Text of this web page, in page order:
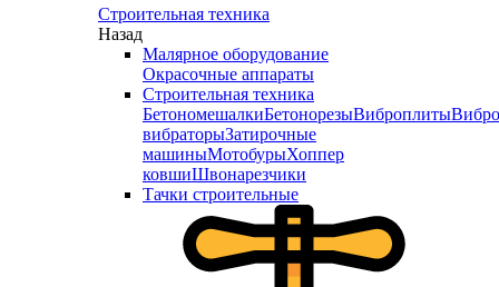
Строительная техника
Назад
Малярное оборудование
Окрасочные аппараты
Строительная техника
БетономешалкиБетонорезыВиброплиты
вибраторыЗатирочные
машиныМотобурыХоппер
ковшиШвонарезчики
Тачки строительные